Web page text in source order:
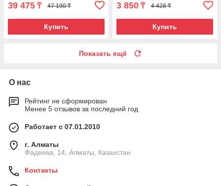
39 475 ₸ 47 190 ₸
Купить
3 850 ₸ 4 428 ₸
Купить
Показать ещё
О нас
Рейтинг не сформирован
Менее 5 отзывов за последний год
Работает с 07.01.2010
г. Алматы
Фадеева, 14, Алматы, Казахстан
Контакты